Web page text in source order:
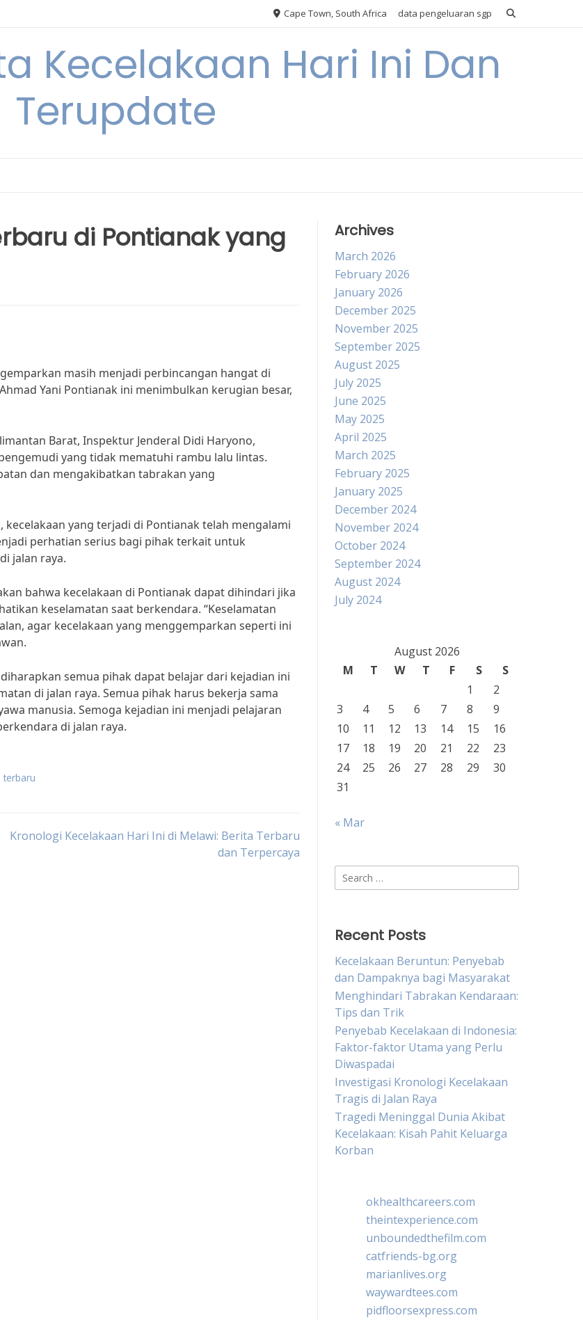
Cape Town, South Africa data pengeluaran sgp
Kecelakaan Hari Ini Dan
Terupdate
di Pontianak yang
masih menjadi perbincangan hangat di
Yani Pontianak ini menimbulkan kerugian besar,
Barat, Inspektur Jenderal Didi Haryono,
yang tidak mematuhi rambu lalu lintas.
dan mengakibatkan tabrakan yang
yang terjadi di Pontianak telah mengalami
perhatian serius bagi pihak terkait untuk
jalan raya.
bahwa kecelakaan di Pontianak dapat dihindari jika
keselamatan saat berkendara. “Keselamatan
agar kecelakaan yang menggemparkan seperti ini
semua pihak dapat belajar dari kejadian ini
di jalan raya. Semua pihak harus bekerja sama
manusia. Semoga kejadian ini menjadi pelajaran
di jalan raya.
terbaru
Kronologi Kecelakaan Hari Ini di Melawi: Berita Terbaru
dan Terpercaya
Archives
March 2026
February 2026
January 2026
December 2025
November 2025
September 2025
August 2025
July 2025
June 2025
May 2025
April 2025
March 2025
February 2025
January 2025
December 2024
November 2024
October 2024
September 2024
August 2024
July 2024
August 2026
M
T W T F S
S
1
2
3
4 5 6 7 8
9
10
11 12 13 14 15
16
17
18 19 20 21 22
23
24
25 26 27 28 29
30
31
« Mar
Search
for:
Recent Posts
Kecelakaan Beruntun: Penyebab
dan Dampaknya bagi Masyarakat
Menghindari Tabrakan Kendaraan:
Tips dan Trik
Penyebab Kecelakaan di Indonesia:
Faktor-faktor Utama yang Perlu
Diwaspadai
Investigasi Kronologi Kecelakaan
Tragis di Jalan Raya
Tragedi Meninggal Dunia Akibat
Kecelakaan: Kisah Pahit Keluarga
Korban
okhealthcareers.com
theintexperience.com
unboundedthefilm.com
catfriends-bg.org
marianlives.org
waywardtees.com
pidfloorsexpress.com